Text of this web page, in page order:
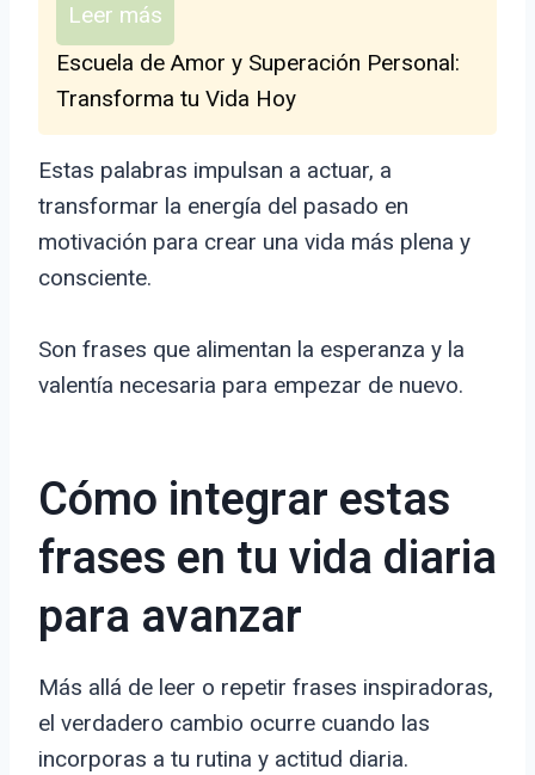
Leer más
Escuela de Amor y Superación Personal:
Transforma tu Vida Hoy
Estas palabras impulsan a actuar, a
transformar la energía del pasado en
motivación para crear una vida más plena y
consciente.
Son frases que alimentan la esperanza y la
valentía necesaria para empezar de nuevo.
Cómo integrar estas
frases en tu vida diaria
para avanzar
Más allá de leer o repetir frases inspiradoras,
el verdadero cambio ocurre cuando las
incorporas a tu rutina y actitud diaria.